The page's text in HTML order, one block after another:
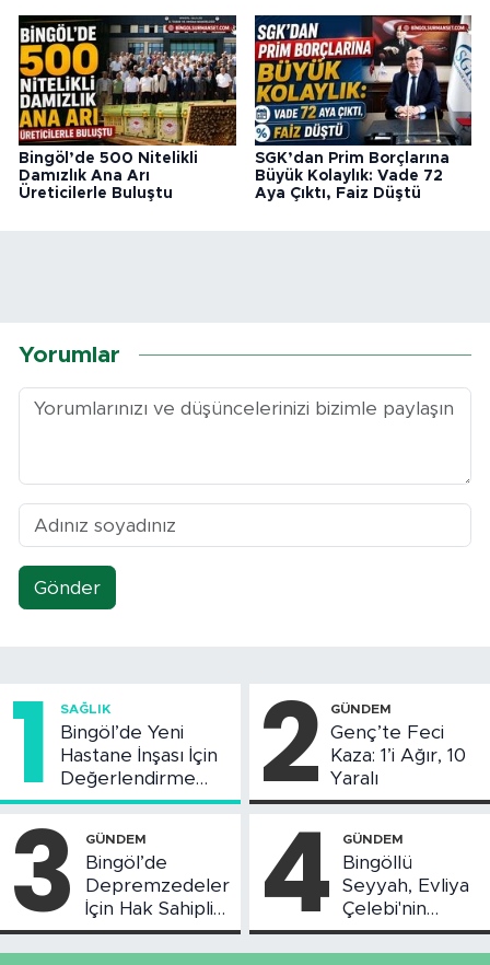
Bingöl’de 500 Nitelikli
Damızlık Ana Arı
Üreticilerle Buluştu
SGK’dan Prim Borçlarına
Büyük Kolaylık: Vade 72
Aya Çıktı, Faiz Düştü
Yorumlar
Gönder
1 SAĞLIK
Bingöl’de Yeni
Hastane İnşası İçin
Değerlendirme
Toplantısı Yapıldı
2 GÜNDEM
Genç’te Feci
Kaza: 1’i Ağır, 10
Yaralı
3 GÜNDEM
Bingöl’de
Depremzedeler
İçin Hak Sahipliği
Askı Süreci
Başladı
4 GÜNDEM
Bingöllü
Seyyah, Evliya
Çelebi'nin
Bahsettiği
Bingöl'deki O